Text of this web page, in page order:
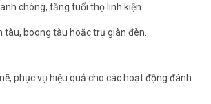
chóng, tăng tuổi thọ linh kiện.
tàu, boong tàu hoặc trụ giàn đèn.
phục vụ hiệu quả cho các hoạt động đánh